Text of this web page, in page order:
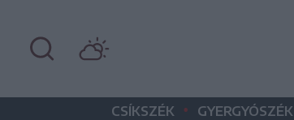
CSÍKSZÉK • GYERGYÓSZÉK